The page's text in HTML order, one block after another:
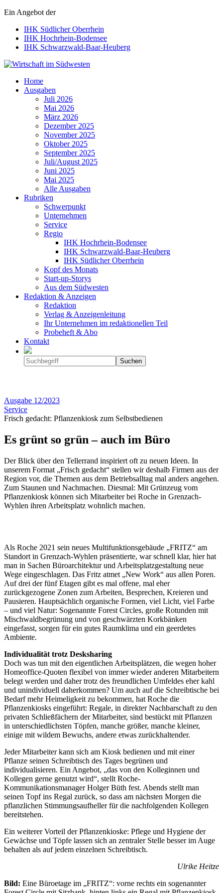
Ein Angebot der
IHK Südlicher Oberrhein
IHK Hochrhein-Bodensee
IHK Schwarzwald-Baar-Heuberg
Wirtschaft im Südwesten
Home
Ausgaben
Juli 2026
Mai 2026
März 2026
Dezember 2025
November 2025
Oktober 2025
September 2025
Juli/August 2025
Juni 2025
Mai 2025
Alle Ausgaben
Rubriken
Schwerpunkt
Unternehmen
Service
Regio
IHK Hochrhein-Bodensee
IHK Schwarzwald-Baar-Heuberg
IHK Südlicher Oberrhein
Kopf des Monats
Start-up-Storys
Aus dem Südwesten
Redaktion & Anzeigen
Redaktion
Verlag & Anzeigenleitung
Ihr Unternehmen im redaktionellen Teil
Probeheft & Abo
Kontakt
Ausgabe 12/2023
Service
Frisch gedacht: Pflanzenkiosk zum Selbstbedienen
Es grünt so grün – auch im Büro
Der Blick über den Tellerrand inspiriert oft zu neuen Ideen. In
unserem Format „Frisch gedacht“ stellen wir deshalb Firmen aus der
Region vor, die Themen aus dem Betriebsalltag mal anders angehen.
Zum Staunen und Nachmachen. Diesmal: Mit Grünzeug vom
Pflanzenkiosk können sich Mitarbeiter bei Roche in Grenzach-
Wyhlen ihren Arbeitsplatz wohnlich machen.
Als Roche 2021 sein neues Multifunktionsgebäude „FRITZ“ am
Standort in Grenzach-Wyhlen präsentierte, war schnell klar, hier hat
man in Sachen Büroarchitektur und Arbeitsplatzgestaltung neue
Wege eingeschlagen. Das Fritz atmet „New Work“ aus allen Poren.
Auf drei der fünf Etagen gibt es mal offene, mal eher
zurückgezogene Zonen zum Arbeiten, Besprechen, Kreieren und
Pausieren. Hauptsächlich organische Formen, viel Licht, viel Farbe
– und viel Natur: Sogenannte Forest Circles, große Rotunden mit
Mischwaldbegrünung und von geschwärzten Korkbänken
eingefasst, sorgen für ein gutes Raumklima und ein geerdetes
Ambiente.
Individualität trotz Desksharing
Doch was tun mit den eigentlichen Arbeitsplätzen, die wegen hoher
Homeoffice-Quoten flexibel von immer wieder anderen Mitarbeitern
belegt werden und daher trotz des freundlichen Umfeldes eher kahl
und unindividuell daherkommen? Um auch auf die Schreibtische bei
Bedarf mehr Heimeligkeit zu bekommen, hat Roche die
Pflanzenkiosks eingeführt: Regale, in direkter Nachbarschaft zu den
privaten Schließfächern der Mitarbeiter, sind bestückt mit Pflanzen
in unterschiedlichsten Töpfen, manche größer, manche kleiner,
einige mit wildem Bewuchs, andere etwas zurückhaltender.
Jeder Mitarbeiter kann sich am Kiosk bedienen und mit einer
Pflanze seinen Schreibtisch des Tages begrünen und
individualisieren. Ein Angebot, „das von den Kolleginnen und
Kollegen gerne genutzt wird“, stellt Roche-
Kommunikationsmanager Holger Büth fest. Abends stellt man
seinen Topf ins Regal zurück, so dass am nächsten Morgen die
pflanzlichen Stimmungsaufheller für die nachfolgenden Kollegen
bereitstehen.
Ein weiterer Vorteil der Pflanzenkioske: Pflege und Hygiene der
Gewächse und Töpfe lassen sich an zentraler Stelle besser im Auge
behalten als auf jedem einzelnen Schreibtisch.
Ulrike Heitze
Bild: Eine Büroetage im „FRITZ“: vorne rechts ein sogenannter